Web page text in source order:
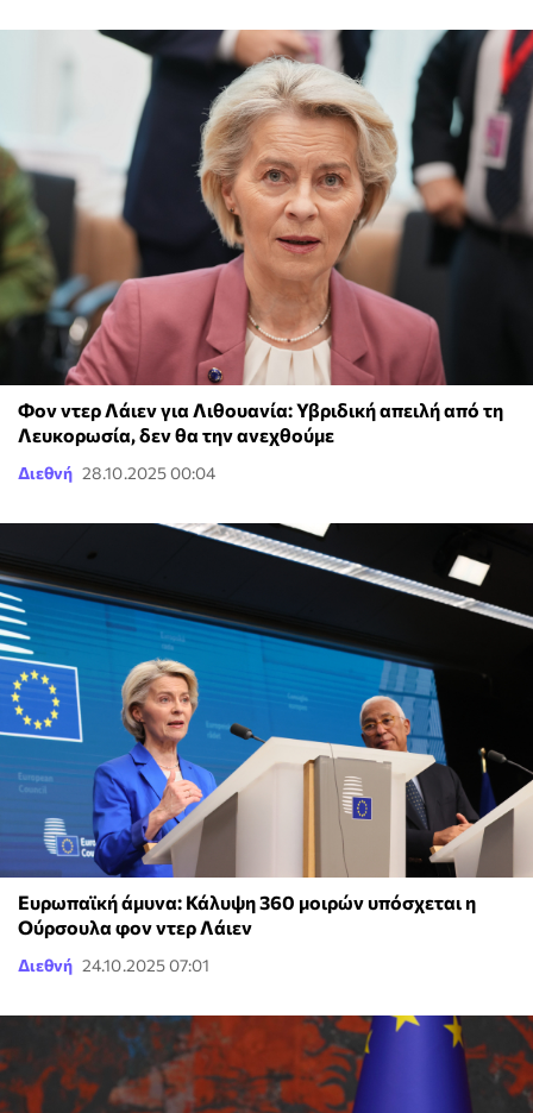
Φον ντερ Λάιεν για Λιθουανία: Υβριδική απειλή από τη
Λευκορωσία, δεν θα την ανεχθούμε
Διεθνή 28.10.2025 00:04
Ευρωπαϊκή άμυνα: Κάλυψη 360 μοιρών υπόσχεται η
Ούρσουλα φον ντερ Λάιεν
Διεθνή 24.10.2025 07:01